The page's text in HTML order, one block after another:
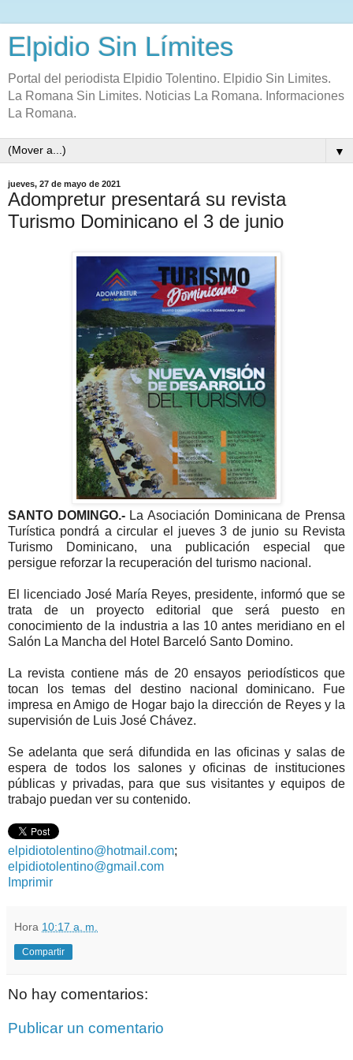
Elpidio Sin Límites
Portal del periodista Elpidio Tolentino. Elpidio Sin Limites.
La Romana Sin Limites. Noticias La Romana. Informaciones
La Romana.
▼
jueves, 27 de mayo de 2021
Adompretur presentará su revista
Turismo Dominicano el 3 de junio
SANTO DOMINGO.- La Asociación Dominicana de Prensa
Turística pondrá a circular el jueves 3 de junio su Revista
Turismo Dominicano, una publicación especial que
persigue reforzar la recuperación del turismo nacional.
El licenciado José María Reyes, presidente, informó que se
trata de un proyecto editorial que será puesto en
conocimiento de la industria a las 10 antes meridiano en el
Salón La Mancha del Hotel Barceló Santo Domino.
La revista contiene más de 20 ensayos periodísticos que
tocan los temas del destino nacional dominicano. Fue
impresa en Amigo de Hogar bajo la dirección de Reyes y la
supervisión de Luis José Chávez.
Se adelanta que será difundida en las oficinas y salas de
espera de todos los salones y oficinas de instituciones
públicas y privadas, para que sus visitantes y equipos de
trabajo puedan ver su contenido.
elpidiotolentino@hotmail.com;
elpidiotolentino@gmail.com
Imprimir
Hora 10:17 a. m.
Compartir
No hay comentarios:
Publicar un comentario